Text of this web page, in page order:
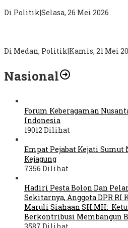
Di Politik|Selasa, 26 Mei 2026
Di Medan, Politik|Kamis, 21 Mei
Nasional
Forum Keberagaman
Indonesia
19012 Dilihat
Empat Pejabat Kejati
Kejagung
7356 Dilihat
Hadiri Pesta Bolon Dan
Sekitarnya, Anggota DPR RI
Maruli Siahaan SH.MH:
Berkontribusi Membangun